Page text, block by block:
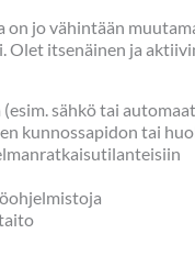
on jo vähintään
itsenäinen ja
sähkö tai
kunnossapidon tai